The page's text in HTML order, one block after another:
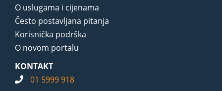
O uslugama i cijenama
Često postavljana pitanja
Korisnička podrška
O novom portalu
KONTAKT
01 5999 918